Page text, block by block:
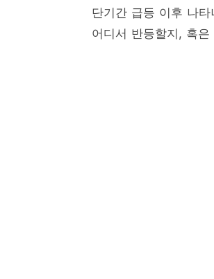
단기간 급등 이후 나
어디서 반등할지, 혹